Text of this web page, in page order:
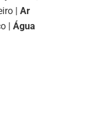
| Ar
| Água